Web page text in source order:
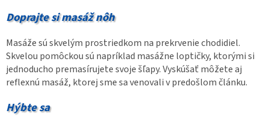
Doprajte si masáž nôh
Masáže sú skvelým prostriedkom na prekrvenie chodidiel.
Skvelou pomôckou sú napríklad masážne loptičky, ktorými si
jednoducho premasírujete svoje šľapy. Vyskúšať môžete aj
reflexnú masáž, ktorej sme sa venovali v predošlom článku.
Hýbte sa